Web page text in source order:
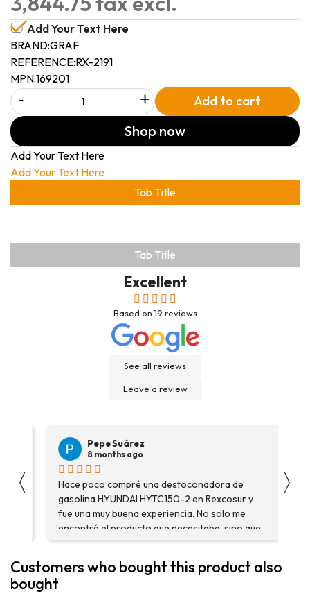
Add Your Text Here
BRAND:GRAF
REFERENCE:RX-2191
MPN:169201
- + Add to cart
Shop now
Add Your Text Here
Add Your Text Here
Tab Title
Tab Title
Excellent
Based on 19 reviews
See all reviews
Leave a review
〈
Pepe Suárez
8 months ago
Hace poco compré una destoconadora de
gasolina HYUNDAI HYTC150-2 en Rexcosur y
fue una muy buena experiencia. No solo me
encontré el producto que necesitaba, sino que
me asesoraron y explicaron con detalle para
más adecuada para mi trabajo. Salvador, la
persona con que estuve contactactanto me
〉
Customers who bought this product also
bought